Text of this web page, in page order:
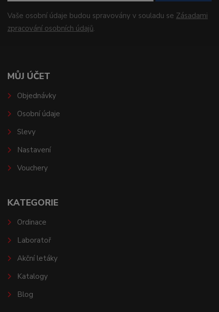
Vaše osobní údaje budou spravovány v souladu se Zásadami
zpracování osobních údajů.
MŮJ ÚČET
Objednávky
Osobní údaje
Slevy
Nastavení
Vouchery
KATEGORIE
Ordinace
Laboratoř
Akční letáky
Katalogy
Blog